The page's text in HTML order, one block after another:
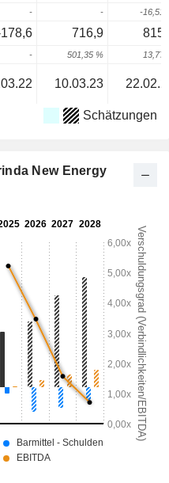
- - -16,51
716,9
- 501,35 % 13,77
10.03.23
Schätzungen
New Energy